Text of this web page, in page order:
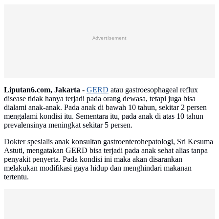
Advertisement
Liputan6.com, Jakarta - GERD atau gastroesophageal reflux
disease tidak hanya terjadi pada orang dewasa, tetapi juga bisa
dialami anak-anak. Pada anak di bawah 10 tahun, sekitar 2 persen
mengalami kondisi itu. Sementara itu, pada anak di atas 10 tahun
prevalensinya meningkat sekitar 5 persen.
Dokter spesialis anak konsultan gastroenterohepatologi, Sri Kesuma
Astuti, mengatakan GERD bisa terjadi pada anak sehat alias tanpa
penyakit penyerta. Pada kondisi ini maka akan disarankan
melakukan modifikasi gaya hidup dan menghindari makanan
tertentu.